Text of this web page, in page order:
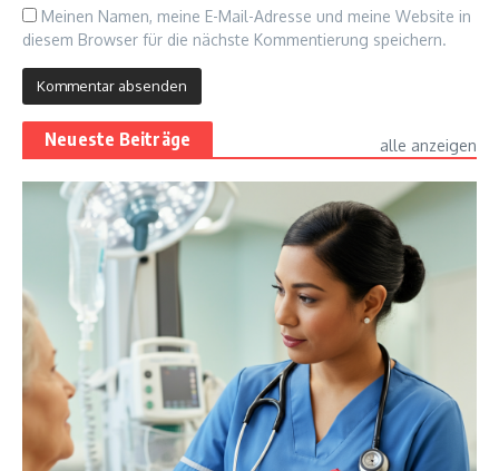
Meinen Namen, meine E-Mail-Adresse und meine Website in
diesem Browser für die nächste Kommentierung speichern.
Neueste Beiträge alle anzeigen